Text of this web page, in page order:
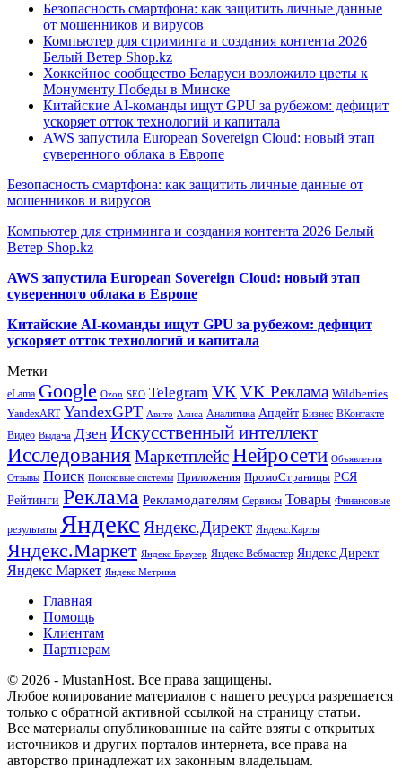
Безопасность смартфона: как защитить личные данные
от мошенников и вирусов
Компьютер для стриминга и создания контента 2026
Белый Ветер Shop.kz
Хоккейное сообщество Беларуси возложило цветы к
Монументу Победы в Минске
Китайские AI-команды ищут GPU за рубежом: дефицит
ускоряет отток технологий и капитала
AWS запустила European Sovereign Cloud: новый этап
суверенного облака в Европе
Безопасность смартфона: как защитить личные данные от
мошенников и вирусов
Компьютер для стриминга и создания контента 2026 Белый
Ветер Shop.kz
AWS запустила European Sovereign Cloud: новый этап
суверенного облака в Европе
Китайские AI-команды ищут GPU за рубежом: дефицит
ускоряет отток технологий и капитала
Метки
eLama Google Ozon SEO Telegram VKVK Реклама Wildberries
YandexART YandexGPT Авито Алиса Аналитика Апдейт Бизнес ВКонтакте
Видео Выдача Дзен Искусственный интеллект
Исследования МаркетплейсНейросети Объявления
Отзывы Поиск Поисковые системы Приложения ПромоСтраницы РСЯ
Рейтинги Реклама Рекламодателям Сервисы Товары Финансовые
результаты Яндекс Яндекс.Директ Яндекс.Карты
Яндекс.Маркет Яндекс Браузер Яндекс Вебмастер Яндекс Директ
Яндекс Маркет Яндекс Метрика
Главная
Помощь
Клиентам
Партнерам
© 2026 - MustanHost. Все права защищены.
Любое копирование материалов с нашего ресурса разрешается
только с обратной активной ссылкой на страницу статьи.
Все материалы опубликованные на сайте взяты с открытых
источников и других порталов интернета, все права на
авторство принадлежат их законным владельцам.